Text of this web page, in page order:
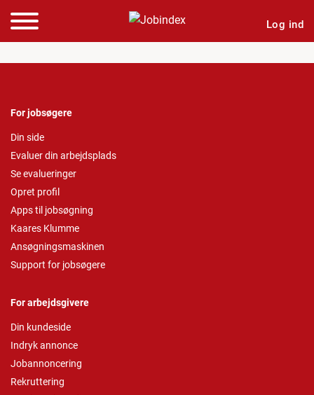
Log ind
For jobsøgere
Din side
Evaluer din arbejdsplads
Se evalueringer
Opret profil
Apps til jobsøgning
Kaares Klumme
Ansøgningsmaskinen
Support for jobsøgere
For arbejdsgivere
Din kundeside
Indryk annonce
Jobannoncering
Rekruttering